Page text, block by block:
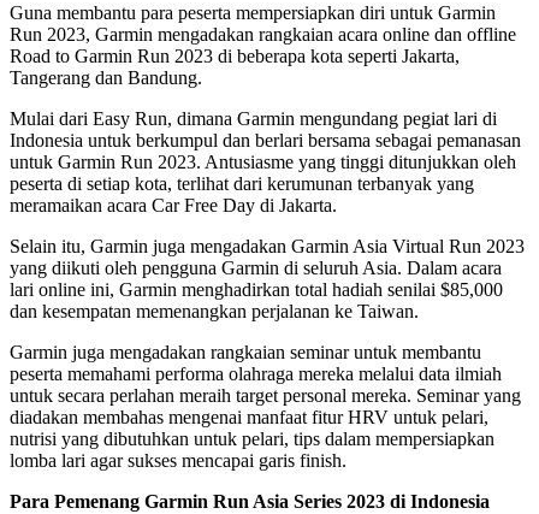
Guna membantu para peserta mempersiapkan diri untuk Garmin
Run 2023, Garmin mengadakan rangkaian acara online dan offline
Road to Garmin Run 2023 di beberapa kota seperti Jakarta,
Tangerang dan Bandung.
Mulai dari Easy Run, dimana Garmin mengundang pegiat lari di
Indonesia untuk berkumpul dan berlari bersama sebagai pemanasan
untuk Garmin Run 2023. Antusiasme yang tinggi ditunjukkan oleh
peserta di setiap kota, terlihat dari kerumunan terbanyak yang
meramaikan acara Car Free Day di Jakarta.
Selain itu, Garmin juga mengadakan Garmin Asia Virtual Run 2023
yang diikuti oleh pengguna Garmin di seluruh Asia. Dalam acara
lari online ini, Garmin menghadirkan total hadiah senilai $85,000
dan kesempatan memenangkan perjalanan ke Taiwan.
Garmin juga mengadakan rangkaian seminar untuk membantu
peserta memahami performa olahraga mereka melalui data ilmiah
untuk secara perlahan meraih target personal mereka. Seminar yang
diadakan membahas mengenai manfaat fitur HRV untuk pelari,
nutrisi yang dibutuhkan untuk pelari, tips dalam mempersiapkan
lomba lari agar sukses mencapai garis finish.
Para Pemenang Garmin Run Asia Series 2023 di Indonesia